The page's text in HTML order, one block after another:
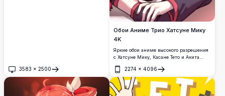
3583 × 2500
Открыть
Обои Аниме Трио Хатсуне Мику
4K
Яркие обои аниме высокого разрешения
с Хатсуне Мику, Касане Тето и Акита
Неру в весёлой групповой позе.
Красочное произведение искусства
демонстрирует культовых персонажей
Vocaloid с их фирменными синими,
светлыми и розовыми волосами,
2274 × 4096
Открыть